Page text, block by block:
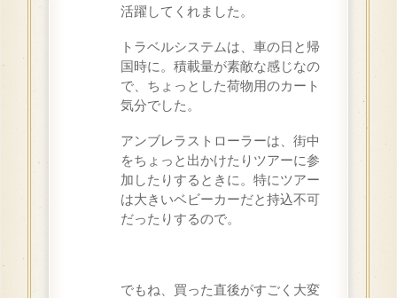
活躍してくれました。
トラベルシステムは、車の日と帰
国時に。積載量が素敵な感じなの
で、ちょっとした荷物用のカート
気分でした。
アンブレラストローラーは、街中
をちょっと出かけたりツアーに参
加したりするときに。特にツアー
は大きいベビーカーだと持込不可
だったりするので。
でもね、買った直後がすごく大変